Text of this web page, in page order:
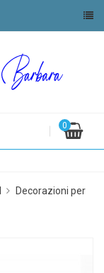
0
Decorazioni per